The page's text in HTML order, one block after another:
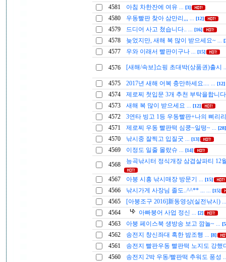
4581 아침 차한잔에 여유 [3]
4580 우동빨판 찾아 삼만리,,, [12]
4579 드디어 사고 쳤습니다.. [16]
4578 늦었지만, 새해 복 많이 받으세요~
4577 우와 이래서 빨판이구나 [15]
4576 [새해/속보]쇼핑 초대박(상품권)출시
4575 2017년 새해 어복 충만하세요.... [12]
4574
제로찌 첫입문 3개 추천 부탁을합니
4573
새해 복 많이 받으세요 [12]
4572
3연타 빙고 1등 우동빨판+나의 삐리
4571
제로찌 우동 빨판떡 심쿵~일떵~ [28]
4570 낚시중 잘찍고 입질굿 [13]
4569 이정도 일줄 몰랐슈 [14]
4568 능곡낚시터 정식개장 삼겹살파티 12
4567 아붕 시흥 낚시매장 방문기 [15]
4566 낚시가게 사장님 졸도..^^** ... [15]
4565 [아붕조구 2016]新동영상(실전낚시)
4564 아빠붕어 사업 정신 [2]
4563 아붕 페이스북 생방송 보고 깜놀~
4562 송전지 창신좌대 혹한 밤조행 [8]
4561
송전지 빨판우동 빨판떡 노지도 강했
4560
송전지 2박 우동/빨판떡 추워도 풍성